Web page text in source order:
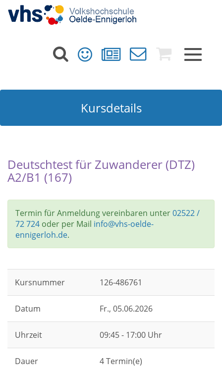
Toggle
Kursdetails
Deutschtest für Zuwanderer (DTZ)
A2/B1 (167)
Termin für Anmeldung vereinbaren unter02522 /
72 724 oder per Mail info@vhs-oelde-
ennigerloh.de.
Kursnummer 126-486761
Datum Fr., 05.06.2026
Uhrzeit 09:45 - 17:00 Uhr
Dauer 4 Termin(e)